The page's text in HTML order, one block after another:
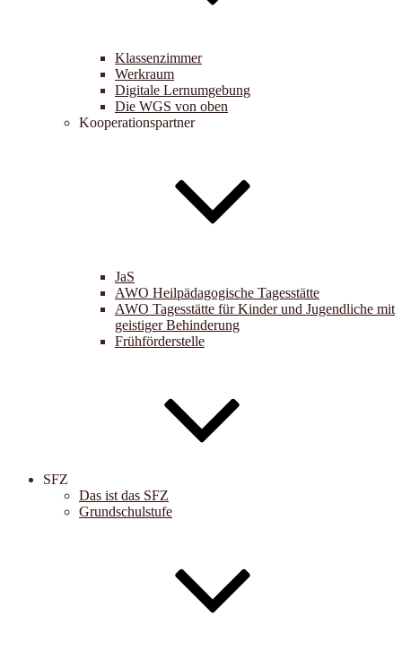
Klassenzimmer
Werkraum
Digitale Lernumgebung
Die WGS von oben
Kooperationspartner
JaS
AWO Heilpädagogische Tagesstätte
AWO Tagesstätte für Kinder und Jugendliche mit
geistiger Behinderung
Frühförderstelle
SFZ
Das ist das SFZ
Grundschulstufe